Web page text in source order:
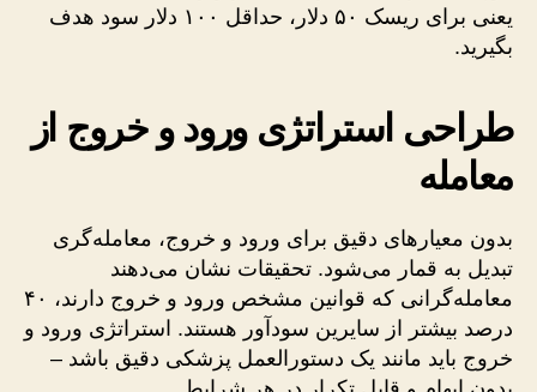
یعنی برای ریسک ۵۰ دلار، حداقل ۱۰۰ دلار سود هدف
بگیرید.
طراحی استراتژی ورود و خروج از
معامله
بدون معیارهای دقیق برای ورود و خروج، معامله‌گری
تبدیل به قمار می‌شود. تحقیقات نشان می‌دهند
معامله‌گرانی که قوانین مشخص ورود و خروج دارند، ۴۰
درصد بیشتر از سایرین سودآور هستند. استراتژی ورود و
خروج باید مانند یک دستورالعمل پزشکی دقیق باشد –